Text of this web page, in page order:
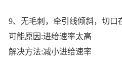
9、无毛刺，牵引线倾斜，切口
可能原因:进给速率太高
解决方法:减小进给速率